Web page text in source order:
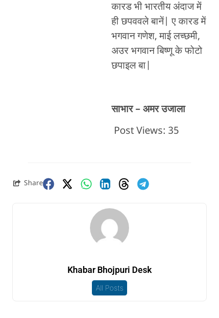
कारड भी भारतीय अंदाज में
ही छपववले बानें| ए कारड में
भगवान गणेश, माई लच्छमी,
अउर भगवान बिष्णू के फोटो
छपाइल बा|
साभार – अमर उजाला
Post Views: 35
Share
Khabar Bhojpuri Desk
All Posts